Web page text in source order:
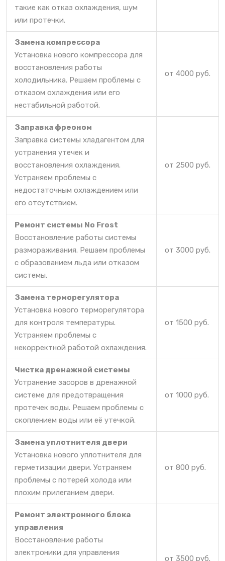
такие как отказ охлаждения, шум
или протечки.
Замена компрессора
Установка нового компрессора для
восстановления работы
холодильника. Решаем проблемы с
отказом охлаждения или его
нестабильной работой.
от 4000 руб.
Заправка фреоном
Заправка системы хладагентом для
устранения утечек и
восстановления охлаждения.
Устраняем проблемы с
недостаточным охлаждением или
его отсутствием.
от 2500 руб.
Ремонт системы No Frost
Восстановление работы системы
размораживания. Решаем проблемы
с образованием льда или отказом
системы.
от 3000 руб.
Замена терморегулятора
Установка нового терморегулятора
для контроля температуры.
Устраняем проблемы с
некорректной работой охлаждения.
от 1500 руб.
Чистка дренажной системы
Устранение засоров в дренажной
системе для предотвращения
протечек воды. Решаем проблемы с
скоплением воды или её утечкой.
от 1000 руб.
Замена уплотнителя двери
Установка нового уплотнителя для
герметизации двери. Устраняем
проблемы с потерей холода или
плохим прилеганием двери.
от 800 руб.
Ремонт электронного блока
управления
Восстановление работы
электроники для управления
от 3500 руб.